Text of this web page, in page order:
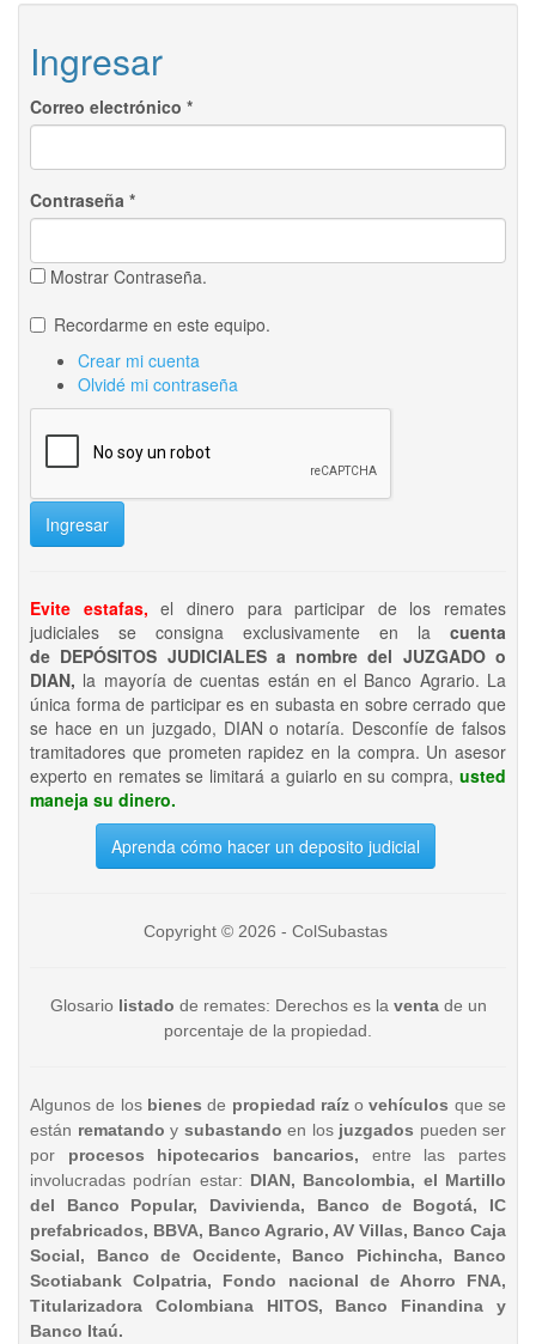
Ingresar
Correo electrónico *
Contraseña *
Mostrar Contraseña.
Recordarme en este equipo.
Crear mi cuenta
Olvidé mi contraseña
Ingresar
Evite estafas, el dinero para participar de los remates
judiciales se consigna exclusivamente en la cuenta
de DEPÓSITOS JUDICIALES a nombre del JUZGADO o
DIAN, la mayoría de cuentas están en el Banco Agrario. La
única forma de participar es en subasta en sobre cerrado que
se hace en un juzgado, DIAN o notaría. Desconfíe de falsos
tramitadores que prometen rapidez en la compra. Un asesor
experto en remates se limitará a guiarlo en su compra, usted
maneja su dinero.
Aprenda cómo hacer un deposito judicial
Copyright © 2026 - ColSubastas
Glosario listado de remates: Derechos es la ventade un
porcentaje de la propiedad.
Algunos de los bienesde propiedad raízo vehículos que se
están rematando y subastando en los juzgados pueden ser
por procesos hipotecarios bancarios, entre las partes
involucradas podrían estar: DIAN, Bancolombia, el Martillo
del Banco Popular, Davivienda, Banco de Bogotá, IC
prefabricados, BBVA, Banco Agrario, AV Villas, Banco Caja
Social, Banco de Occidente, Banco Pichincha, Banco
Scotiabank Colpatria, Fondo nacional de Ahorro FNA,
Titularizadora Colombiana HITOS, Banco Finandina y
Banco Itaú.